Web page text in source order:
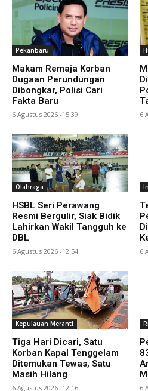
Pekanbaru
Makam Remaja Korban
Dugaan Perundungan
Dibongkar, Polisi Cari
Fakta Baru
6 Agustus 2026 -15:39 6
Olahraga
HSBL Seri Perawang
Resmi Bergulir, Siak Bidik
Lahirkan Wakil Tangguh ke
DBL
6 Agustus 2026 -12:54 6
Kepulauan Meranti
Tiga Hari Dicari, Satu
Korban Kapal Tenggelam
Ditemukan Tewas, Satu
Masih Hilang
6 Agustus 2026 -12:16 6